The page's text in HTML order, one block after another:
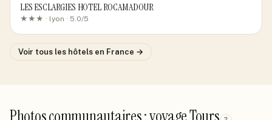
LES ESCLARGIES HOTEL ROCAMADOUR
★★★ · lyon · 5.0/5
Voir tous les hôtels en France →